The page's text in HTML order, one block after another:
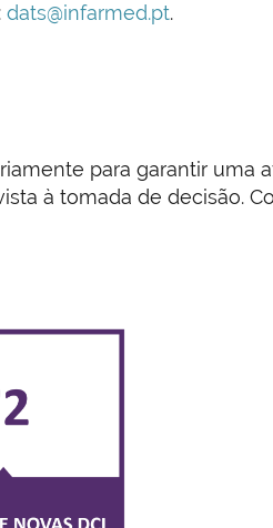
dats@infarmed.pt.
para garantir uma
à tomada de decisão.